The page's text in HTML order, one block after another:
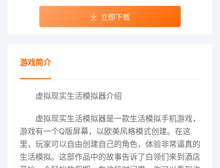
立即下载
游戏简介
虚拟现实生活模拟器介绍
虚拟现实生活模拟器是一款生活模拟手机游戏，
游戏有一个Q版屏幕，以欧美风格模式创建。在这
里，玩家可以自由创建自己的角色，体验非常逼真的
生活模拟。这部作品中的故事告诉了白领们来到酒店